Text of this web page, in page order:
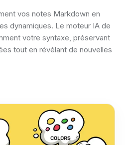
vos notes Markdown en
dynamiques. Le moteur IA de
votre syntaxe, préservant
tout en révélant de nouvelles